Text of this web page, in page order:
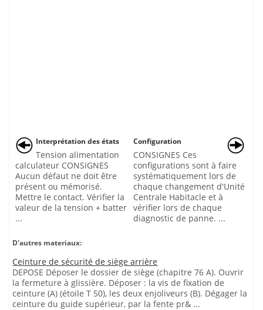
Interprétation des états
Tension alimentation
calculateur CONSIGNES
Aucun défaut ne doit être
présent ou mémorisé.
Mettre le contact. Vérifier la
valeur de la tension + batter
...
Configuration
CONSIGNES Ces
configurations sont à faire
systématiquement lors de
chaque changement d'Unité
Centrale Habitacle et à
vérifier lors de chaque
diagnostic de panne. ...
D'autres materiaux:
Ceinture de sécurité de siège arrière
DEPOSE Déposer le dossier de siège (chapitre 76 A). Ouvrir
la fermeture à glissière. Déposer : la vis de fixation de
ceinture (A) (étoile T 50), les deux enjoliveurs (B). Dégager la
ceinture du guide supérieur, par la fente pr& ...